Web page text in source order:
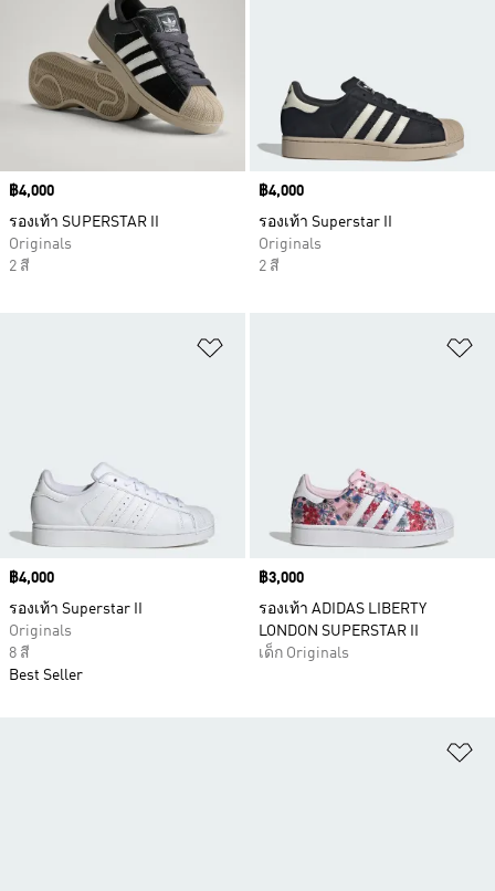
Price
฿4,000
รองเท้า SUPERSTAR II
Originals
2 สี
Price
฿4,000
รองเท้า Superstar II
Originals
2 สี
Price
฿4,000
รองเท้า Superstar II
Originals
8 สี
Best Seller
Price
฿3,000
รองเท้า ADIDAS LIBERTY
LONDON SUPERSTAR II
เด็ก Originals